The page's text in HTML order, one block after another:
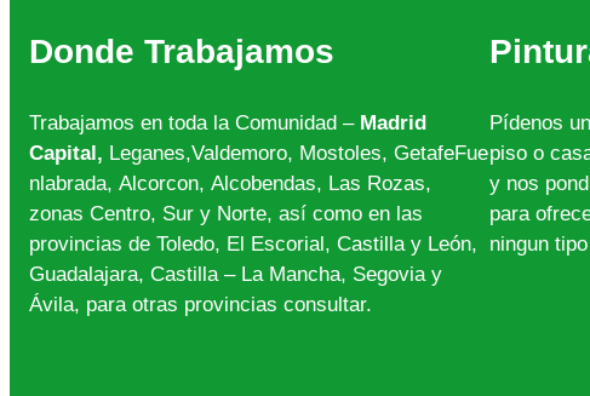
Donde Trabajamos
Trabajamos en toda la Comunidad – Madrid
Capital, Leganes,Valdemoro, Mostoles, GetafeFue
nlabrada, Alcorcon, Alcobendas, Las Rozas,
zonas Centro, Sur y Norte, así como en las
provincias de Toledo, El Escorial, Castilla y León,
Guadalajara, Castilla – La Mancha, Segovia y
Ávila, para otras provincias consultar.
Pídenos
piso o
y nos
para
ningun